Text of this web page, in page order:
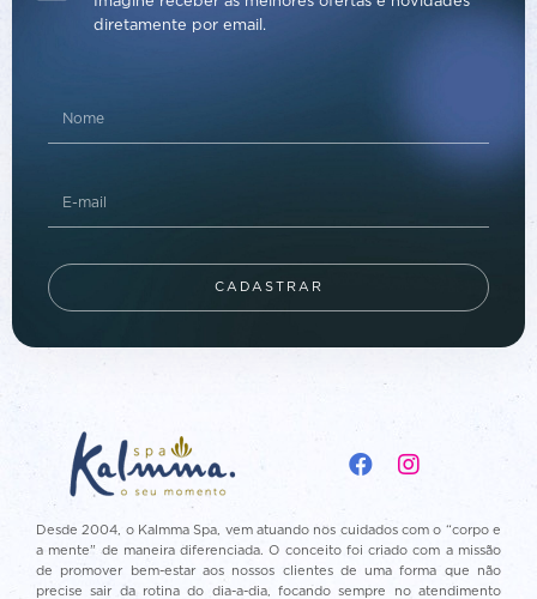
diretamente por email.
CADASTRAR
Desde 2004, o Kalmma Spa, vem atuando nos cuidados com o “corpo e
a mente” de maneira diferenciada. O conceito foi criado com a missão
de promover bem-estar aos nossos clientes de uma forma que não
precise sair da rotina do dia-a-dia, focando sempre no atendimento